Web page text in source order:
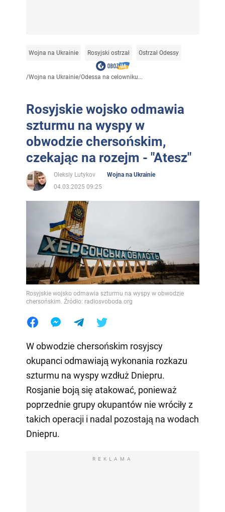
Wojna na Ukrainie Rosyjski ostrzał Ostrzał Odessy
/Wojna na Ukrainie/Odessa na celowniku...
Rosyjskie wojsko odmawia
szturmu na wyspy w
obwodzie chersońskim,
czekając na rozejm - "Atesz"
Oleksiy Lutykov
Wojna na Ukrainie
04.03.2025 09:25
Rosyjskie wojsko odmawia szturmu na wyspy w obwodzie
chersońskim. Źródło: radiosvoboda.org
W obwodzie chersońskim rosyjscy
okupanci odmawiają wykonania rozkazu
szturmu na wyspy wzdłuż Dniepru.
Rosjanie boją się atakować, ponieważ
poprzednie grupy okupantów nie wróciły z
takich operacji i nadal pozostają na wodach
Dniepru.
REKLAMA